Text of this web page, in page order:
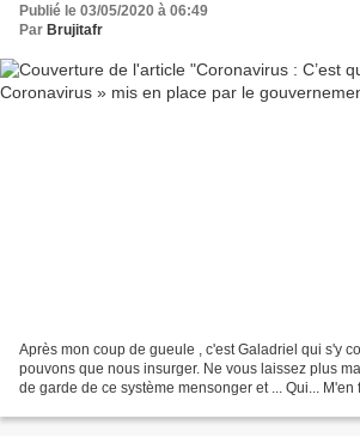
Publié le 03/05/2020 à 06:49
Par Brujitafr
Après mon coup de gueule , c'est Galadriel qui s'y
pouvons que nous insurger. Ne vous laissez plus
de garde de ce système mensonger et ... Qui... M'en